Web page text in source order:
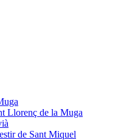
Llorenç de la Muga
de Sant Miquel